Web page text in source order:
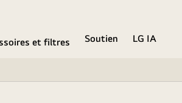
et filtres Soutien
LG IA